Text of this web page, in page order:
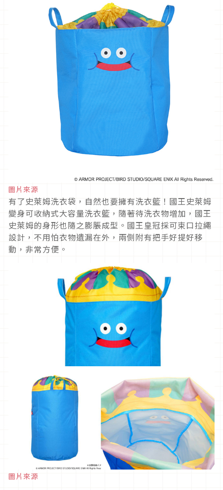
圖片來源
有了史萊姆洗衣袋，自然也要擁有洗衣籃！國王史萊姆
變身可收納式大容量洗衣籃，隨著待洗衣物增加，國王
史萊姆的身形也隨之膨脹成型。國王皇冠採可束口拉繩
設計，不用怕衣物遺漏在外，兩側附有把手好提好移
動，非常方便。
圖片來源